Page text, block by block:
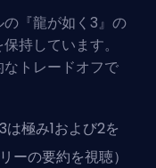
『龍が如く3』の
持しています。
トレードオフで
極み1および2を
ーの要約を視聴）